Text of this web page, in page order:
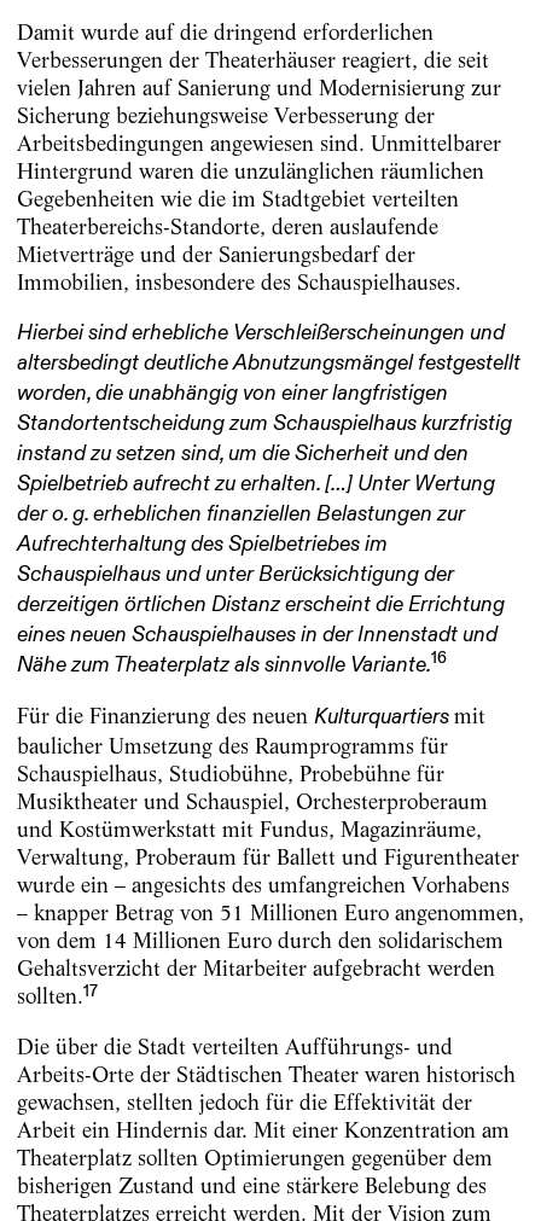
Damit wurde auf die dringend erforderlichen
Verbesserungen der Theaterhäuser reagiert, die seit
vielen Jahren auf Sanierung und Modernisierung zur
Sicherung beziehungsweise Verbesserung der
Arbeitsbedingungen angewiesen sind. Unmittelbarer
Hintergrund waren die unzulänglichen räumlichen
Gegebenheiten wie die im Stadtgebiet verteilten
Theaterbereichs-Standorte, deren auslaufende
Mietverträge und der Sanierungsbedarf der
Immobilien, insbesondere des Schauspielhauses.
Hierbei sind erhebliche Verschleißerscheinungen und
altersbedingt deutliche Abnutzungsmängel festgestellt
worden, die unabhängig von einer langfristigen
Standortentscheidung zum Schauspielhaus kurzfristig
instand zu setzen sind, um die Sicherheit und den
Spielbetrieb aufrecht zu erhalten. […] Unter Wertung
der o. g. erheblichen finanziellen Belastungen zur
Aufrechterhaltung des Spielbetriebes im
Schauspielhaus und unter Berücksichtigung der
derzeitigen örtlichen Distanz erscheint die Errichtung
eines neuen Schauspielhauses in der Innenstadt und
Nähe zum Theaterplatz als sinnvolle Variante.16
Für die Finanzierung des neuen Kulturquartiers mit
baulicher Umsetzung des Raumprogramms für
Schauspielhaus, Studiobühne, Probebühne für
Musiktheater und Schauspiel, Orchesterproberaum
und Kostümwerkstatt mit Fundus, Magazinräume,
Verwaltung, Proberaum für Ballett und Figurentheater
wurde ein – angesichts des umfangreichen Vorhabens
– knapper Betrag von 51 Millionen Euro angenommen,
von dem 14 Millionen Euro durch den solidarischem
Gehaltsverzicht der Mitarbeiter aufgebracht werden
sollten.17
Die über die Stadt verteilten Aufführungs- und
Arbeits-Orte der Städtischen Theater waren historisch
gewachsen, stellten jedoch für die Effektivität der
Arbeit ein Hindernis dar. Mit einer Konzentration am
Theaterplatz sollten Optimierungen gegenüber dem
bisherigen Zustand und eine stärkere Belebung des
Theaterplatzes erreicht werden. Mit der Vision zum